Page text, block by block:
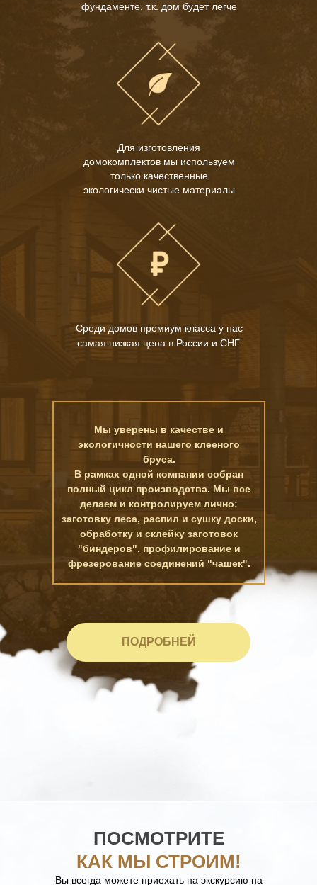
фундаменте, т.к. дом будет легче
Для изготовления
домокомплектов мы используем
только качественные
экологически чистые материалы
Среди домов премиум класса у нас
самая низкая цена в России и СНГ.
Мы уверены в качестве и
экологичности нашего клееного
бруса.
В рамках одной компании собран
полный цикл производства. Мы все
делаем и контролируем лично:
заготовку леса, распил и сушку доски,
обработку и склейку заготовок
"биндеров", профилирование и
фрезерование соединений "чашек".
ПОДРОБНЕЙ
ПОСМОТРИТЕ
КАК МЫ СТРОИМ!
Вы всегда можете приехать на экскурсию на